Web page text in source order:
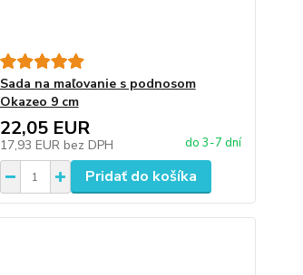
Sada na maľovanie s podnosom
Okazeo 9 cm
22,05 EUR
17,93 EUR bez DPH do 3-7 dní
Pridať do košíka